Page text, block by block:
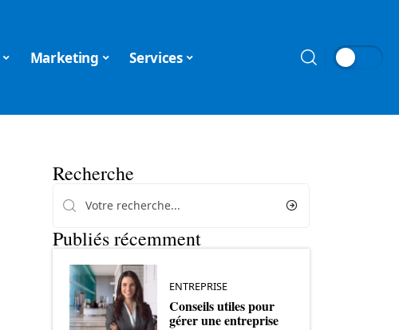
Marketing Services
Recherche
Publiés récemment
ENTREPRISE
Conseils utiles pour
gérer une entreprise